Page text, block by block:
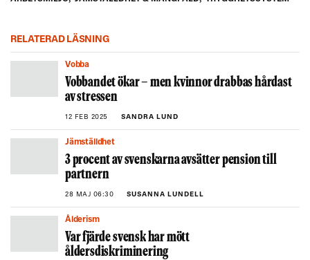
RELATERAD LÄSNING
Vobba
Vobbandet ökar – men kvinnor drabbas hårdast
av stressen
12 FEB 2025 SANDRA LUND
Jämställdhet
3 procent av svenskarna avsätter pension till
partnern
28 MAJ 06:30 SUSANNA LUNDELL
Ålderism
Var fjärde svensk har mött
åldersdiskriminering